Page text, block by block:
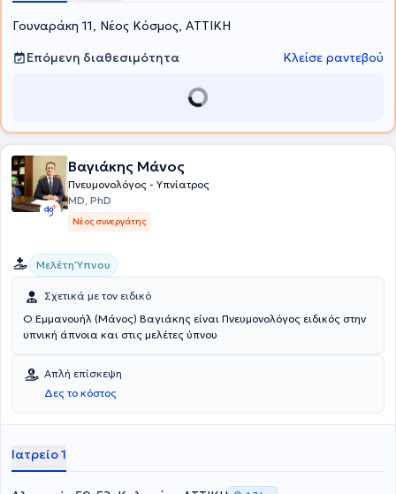
Γουναράκη 11, Νέος Κόσμος, ΑΤΤΙΚΗ
Επόμενη διαθεσιμότητα
Κλείσε ραντεβού
Βαγιάκης Μάνος
Πνευμονολόγος - Υπνίατρος
MD, PhD
Νέος συνεργάτης
Μελέτη Ύπνου
Σχετικά με τον ειδικό
Ο Εμμανουήλ (Μάνος) Βαγιάκης είναι Πνευμονολόγος ειδικός στην
υπνική άπνοια και στις μελέτες ύπνου
Απλή επίσκεψη
Δες το κόστος
Ιατρείο 1